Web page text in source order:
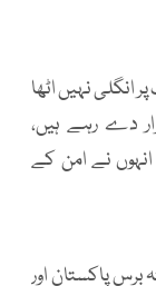
انگلی نہیں اٹھا
دے رہے ہیں،
نے امن کے
پاکستان اور